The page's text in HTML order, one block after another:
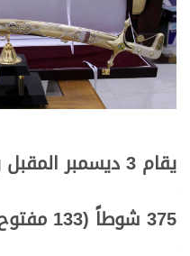
يقام 3 ديسمبر المقبل ولمدة 12 يوماً بالشحانية
375 شوطاً (133 مفتوح و242 عام)